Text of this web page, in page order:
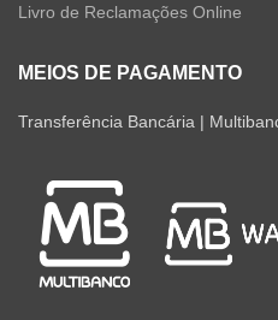
Livro de Reclamações Online
MEIOS DE PAGAMENTO
Transferência Bancária |